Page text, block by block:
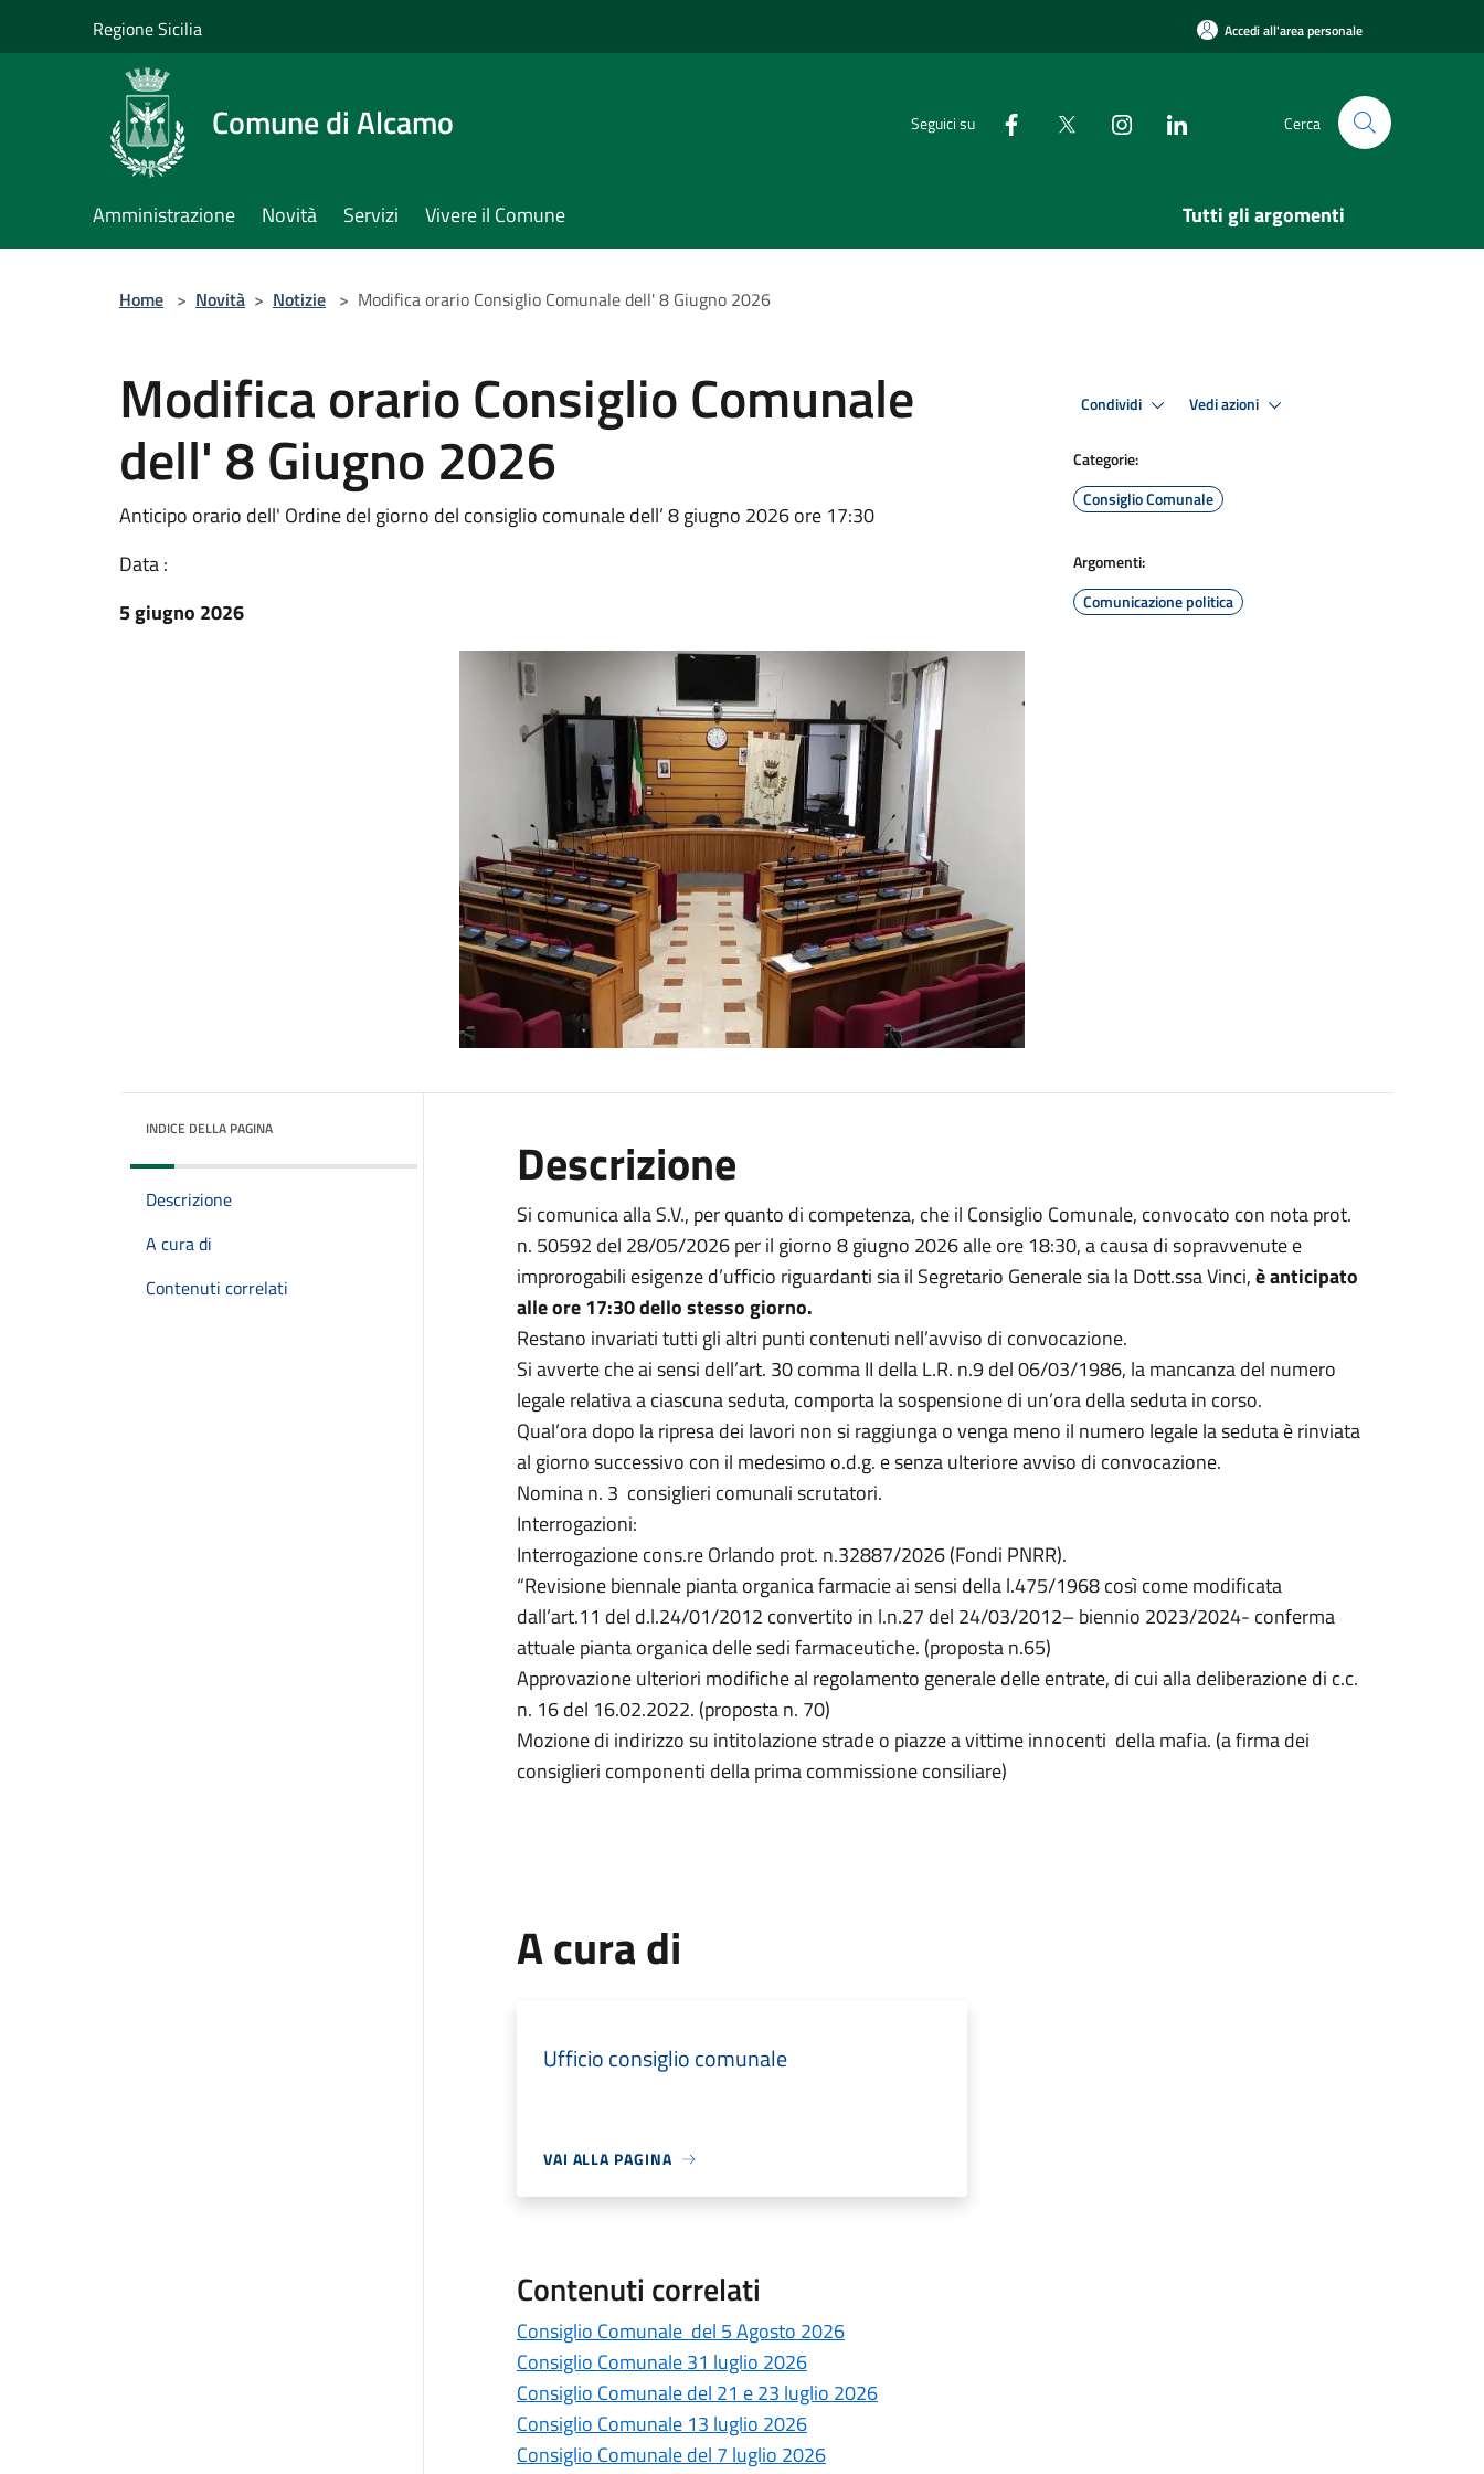
Regione Sicilia Accedi all'area personale
Comune di Alcamo Seguici su Cerca
Amministrazione Novità Servizi Vivere il Comune Tutti gli argomenti
Home > Novità > Notizie > Modifica orario Consiglio Comunale dell' 8 Giugno 2026
Modifica orario Consiglio Comunale
dell' 8 Giugno 2026
Anticipo orario dell' Ordine del giorno del consiglio comunale dell’ 8 giugno 2026 ore 17:30
Data :
5 giugno 2026
Condividi Vedi azioni
Categorie:
Consiglio Comunale
Argomenti:
Comunicazione politica
INDICE DELLA PAGINA
Descrizione
A cura di
Contenuti correlati
Descrizione
Si comunica alla S.V., per quanto di competenza, che il Consiglio Comunale, convocato con nota prot.
n. 50592 del 28/05/2026 per il giorno 8 giugno 2026 alle ore 18:30, a causa di sopravvenute e
improrogabili esigenze d’ufficio riguardanti sia il Segretario Generale sia la Dott.ssa Vinci,è anticipato
alle ore 17:30 dello stesso giorno.
Restano invariati tutti gli altri punti contenuti nell’avviso di convocazione.
Si avverte che ai sensi dell’art. 30 comma II della L.R. n.9 del 06/03/1986, la mancanza del numero
legale relativa a ciascuna seduta, comporta la sospensione di un’ora della seduta in corso.
Qual’ora dopo la ripresa dei lavori non si raggiunga o venga meno il numero legale la seduta è rinviata
al giorno successivo con il medesimo o.d.g. e senza ulteriore avviso di convocazione.
Nomina n. 3 consiglieri comunali scrutatori.
Interrogazioni:
Interrogazione cons.re Orlando prot. n.32887/2026 (Fondi PNRR).
“Revisione biennale pianta organica farmacie ai sensi della l.475/1968 così come modificata
dall’art.11 del d.l.24/01/2012 convertito in l.n.27 del 24/03/2012– biennio 2023/2024- conferma
attuale pianta organica delle sedi farmaceutiche. (proposta n.65)
Approvazione ulteriori modifiche al regolamento generale delle entrate, di cui alla deliberazione di c.c.
n. 16 del 16.02.2022. (proposta n. 70)
Mozione di indirizzo su intitolazione strade o piazze a vittime innocenti della mafia. (a firma dei
consiglieri componenti della prima commissione consiliare)
A cura di
Ufficio consiglio comunale
VAI ALLA PAGINA
Contenuti correlati
Consiglio Comunale del 5 Agosto 2026
Consiglio Comunale 31 luglio 2026
Consiglio Comunale del 21 e 23 luglio 2026
Consiglio Comunale 13 luglio 2026
Consiglio Comunale del 7 luglio 2026